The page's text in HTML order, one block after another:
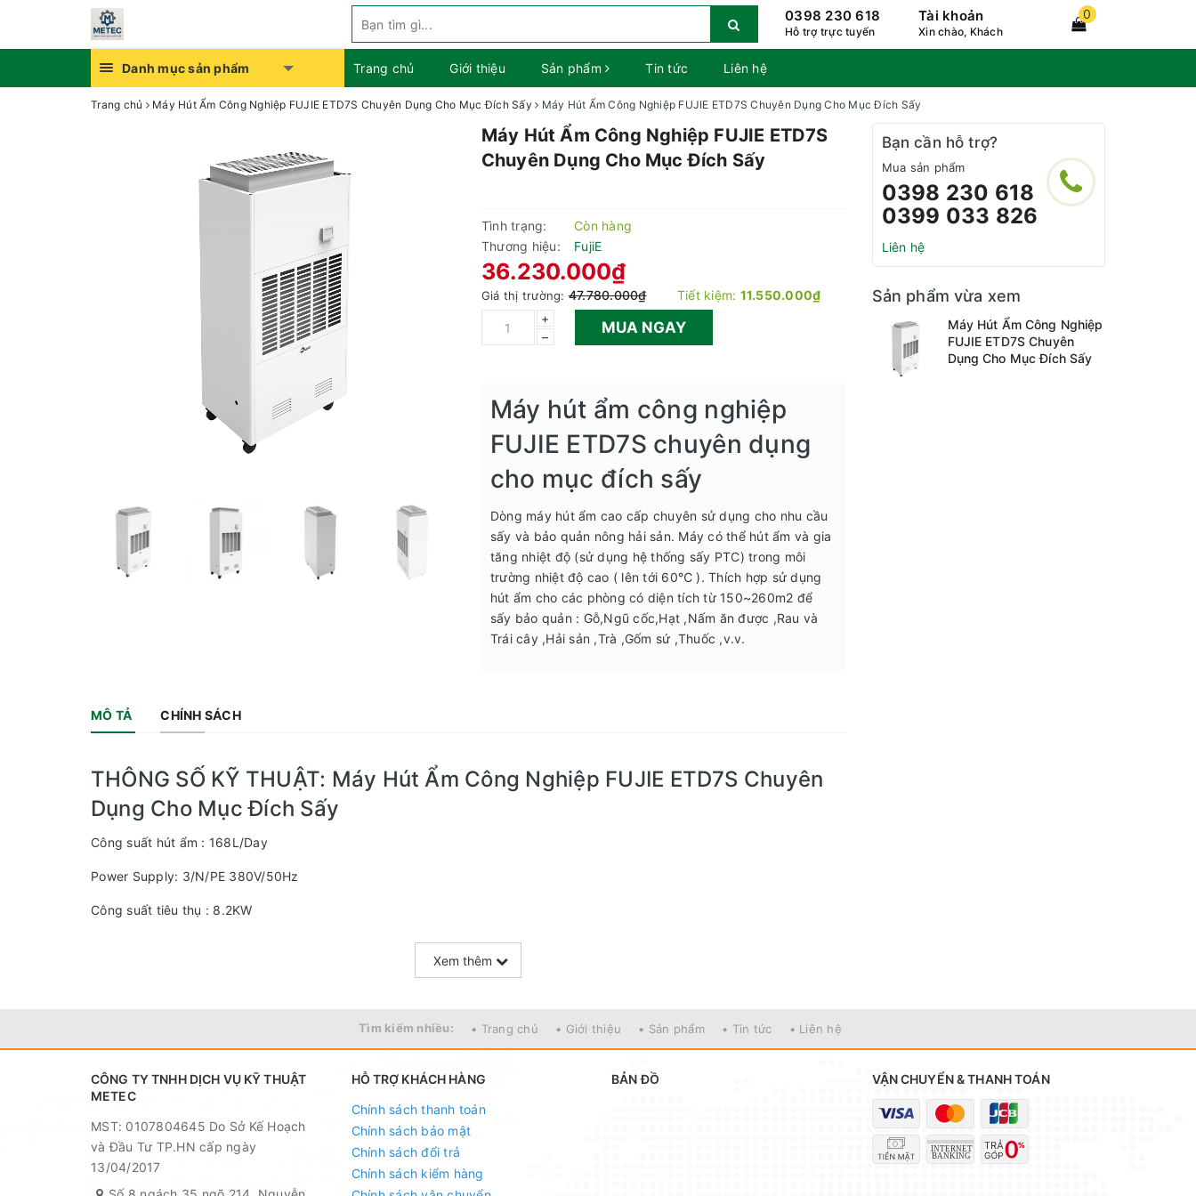
0398 230 618
Hỗ trợ trực tuyến
Tài khoản
Xin chào, Khách
0
Danh mục sản phẩm Trang chủ Giới thiệu Sản phẩm Tin tức Liên hệ
Trang chủ Máy Hút Ẩm Công Nghiệp FUJIE ETD7S Chuyên Dụng Cho Mục Đích Sấy Máy Hút Ẩm Công Nghiệp FUJIE ETD7S Chuyên Dụng Cho Mục Đích Sấy
Máy Hút Ẩm Công Nghiệp FUJIE ETD7S
Chuyên Dụng Cho Mục Đích Sấy
Tình trạng:
Còn hàng
Thương hiệu:
FujiE
36.230.000₫
Giá thị trường:47.780.000₫ Tiết kiệm: 11.550.000₫
+
–
MUA NGAY
Máy hút ẩm công nghiệp
FUJIE ETD7S chuyên dụng
cho mục đích sấy
Dòng máy hút ẩm cao cấp chuyên sử dụng cho nhu cầu
sấy và bảo quản nông hải sản. Máy có thể hút ẩm và gia
tăng nhiệt độ (sử dụng hệ thống sấy PTC) trong môi
trường nhiệt độ cao ( lên tới 60℃ ). Thích hợp sử dụng
hút ẩm cho các phòng có diện tích từ 150~260m2 để
sấy bảo quản : Gỗ,Ngũ cốc,Hạt ,Nấm ăn được ,Rau và
Trái cây ,Hải sản ,Trà ,Gốm sứ ,Thuốc ,v.v.
MÔ TẢ CHÍNH SÁCH
THÔNG SỐ KỸ THUẬT: Máy Hút Ẩm Công Nghiệp FUJIE ETD7S Chuyên
Dụng Cho Mục Đích Sấy
Công suất hút ẩm : 168L/Day
Power Supply: 3/N/PE 380V/50Hz
Công suất tiêu thụ : 8.2KW
Áp suất tĩnh bên ngoài : 60pa , Bảo vệ kép bằng áp suất và nhiệt độ
Lưới lọc nylong 2 lớp chất lượng cao , đi kèm 5m dây thoát nước liên tục
Cảm biến độ ẩm thương hiệu Shinyei theo công nghệ Nhật Bản
Điều kiện hoạt động : 5℃-60℃ Chất làm lạnh : R22/R407CR410a
Kích thước máy (W x D x H ) : 598*406*1716mm
Kích thước cả bao bì (W x D x H ) : 700*500*1800mm
Xem thêm
Bạn cần hỗ trợ?
Mua sản phẩm
0398 230 618
0399 033 826
Liên hệ
Sản phẩm vừa xem
Máy Hút Ẩm Công Nghiệp
FUJIE ETD7S Chuyên
Dụng Cho Mục Đích Sấy
Tìm kiếm nhiều: • Trang chủ • Giới thiệu • Sản phẩm • Tin tức • Liên hệ
CÔNG TY TNHH DỊCH VỤ KỸ THUẬT
METEC
MST: 0107804645 Do Sở Kế Hoạch
và Đầu Tư TP.HN cấp ngày
13/04/2017
HỖ TRỢ KHÁCH HÀNG
Chính sách thanh toán
Chính sách bảo mật
Chính sách đổi trả
Chính sách kiểm hàng
BẢN ĐỒ VẬN CHUYỂN & THANH TOÁN